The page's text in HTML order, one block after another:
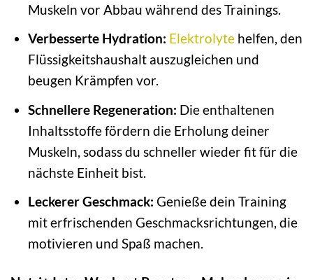
Muskeln vor Abbau während des Trainings.
Verbesserte Hydration: Elektrolytehelfen, den
Flüssigkeitshaushalt auszugleichen und
beugen Krämpfen vor.
Schnellere Regeneration: Die enthaltenen
Inhaltsstoffe fördern die Erholung deiner
Muskeln, sodass du schneller wieder fit für die
nächste Einheit bist.
Leckerer Geschmack: Genieße dein Training
mit erfrischenden Geschmacksrichtungen, die
motivieren und Spaß machen.